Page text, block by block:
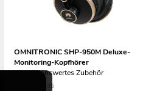
OMNITRONIC SHP-950M Deluxe-
Monitoring-Kopfhörer
Empfehlenswertes Zubehör
No. 14000335